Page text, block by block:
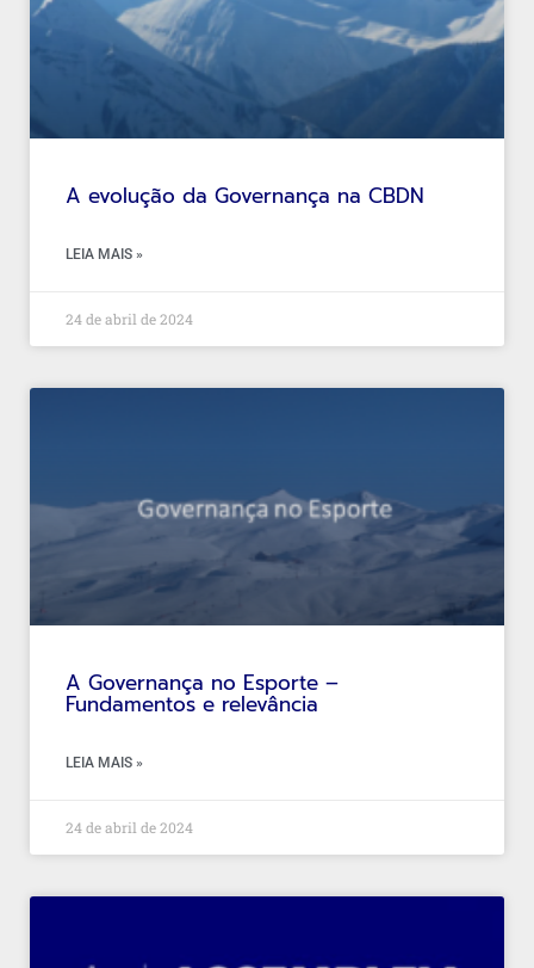
A evolução da Governança na CBDN
LEIA MAIS »
24 de abril de 2024
A Governança no Esporte –
Fundamentos e relevância
LEIA MAIS »
24 de abril de 2024